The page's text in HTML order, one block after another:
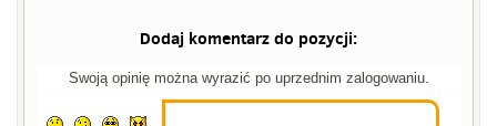
Dodaj komentarz do pozycji:
Swoją opinię można wyrazić po uprzednim zalogowaniu.